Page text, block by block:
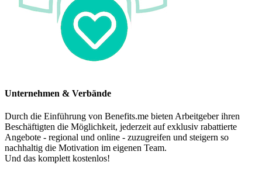
Unternehmen & Verbände
Durch die Einführung von Benefits.me bieten Arbeitgeber ihren
Beschäftigten die Möglichkeit, jederzeit auf exklusiv rabattierte
Angebote - regional und online - zuzugreifen und steigern so
nachhaltig die Motivation im eigenen Team.
Und das komplett kostenlos!